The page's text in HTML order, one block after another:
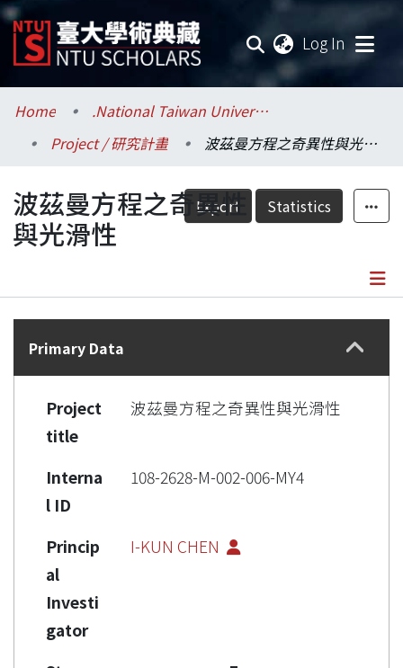
Log In
Communities & Collections
Research Outputs
Fundings & Projects
Researchers
Statistics
Home
.National Taiwan University / 國立臺灣大學
Project / 研究計畫
波茲曼方程之奇異性與光滑性
Export Statistics
波茲曼方程之奇異性
與光滑性
Details
Primary Data
Project
title
波茲曼方程之奇異性與光滑性
Interna
l ID
108-2628-M-002-006-MY4
Princip
al
Investi
gator
I-KUN CHEN